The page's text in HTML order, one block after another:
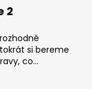
2
si bereme
co...